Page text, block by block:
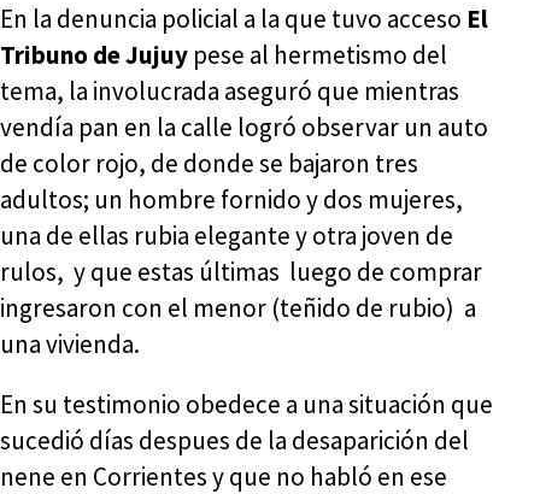
En la denuncia policial a la que tuvo acceso El
Tribuno de Jujuy pese al hermetismo del
tema, la involucrada aseguró que mientras
vendía pan en la calle logró observar un auto
de color rojo, de donde se bajaron tres
adultos; un hombre fornido y dos mujeres,
una de ellas rubia elegante y otra joven de
rulos, y que estas últimas luego de comprar
ingresaron con el menor (teñido de rubio) a
una vivienda.
En su testimonio obedece a una situación que
sucedió días despues de la desaparición del
nene en Corrientes y que no habló en ese